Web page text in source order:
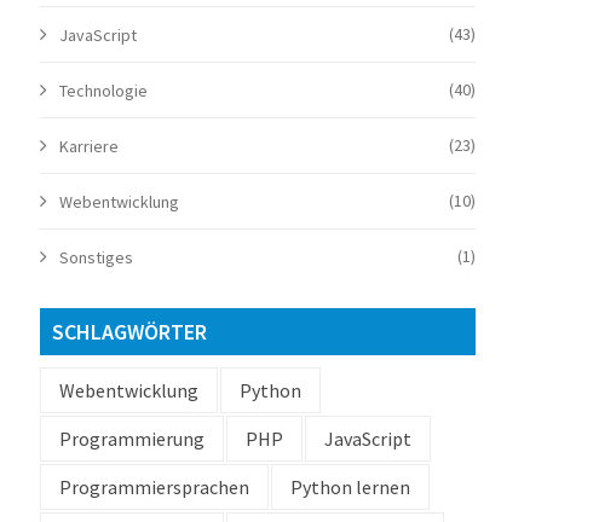
JavaScript (43)
Technologie (40)
Karriere (23)
Webentwicklung (10)
Sonstiges (1)
SCHLAGWÖRTER
Webentwicklung
Python
Programmierung
PHP
JavaScript
Programmiersprachen
Python lernen